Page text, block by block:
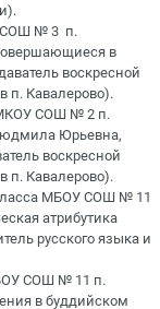
СОШ № 3 п.
в
воскресной
п. Кавалерово).
МКОУ СОШ № 2 п.
Юрьевна,
воскресной
п. Кавалерово).
МБОУ СОШ № 11
атрибутика
русского языка и
СОШ № 11 п.
в буддийском